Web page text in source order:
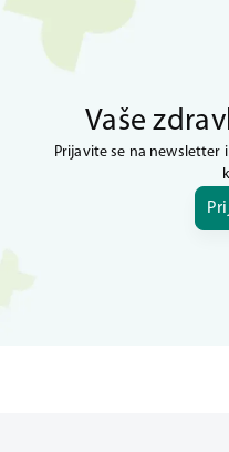
Vaše
Prijavite se na newsletter